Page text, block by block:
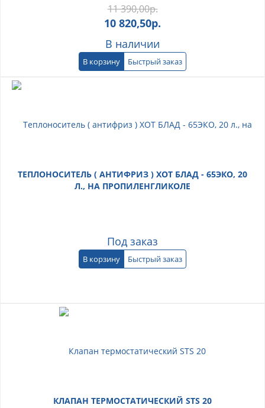
11 390,00р.
10 820,50р.
В наличии
В корзину Быстрый заказ
ТЕПЛОНОСИТЕЛЬ ( АНТИФРИЗ ) ХОТ БЛАД - 65ЭКО, 20
Л., НА ПРОПИЛЕНГЛИКОЛЕ
Под заказ
В корзину Быстрый заказ
КЛАПАН ТЕРМОСТАТИЧЕСКИЙ STS 20